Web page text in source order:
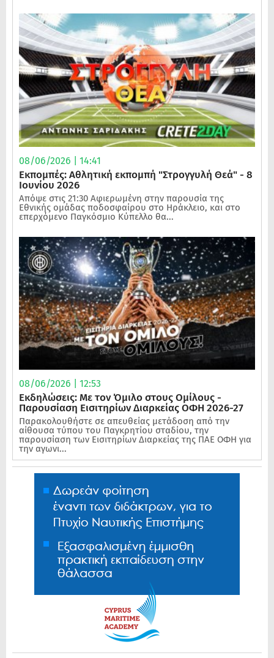
08/06/2026 | 14:41
Εκπομπές: Αθλητική εκπομπή "Στρογγυλή Θεά" - 8
Ιουνίου 2026
Απόψε στις 21:30 Αφιερωμένη στην παρουσία της
Εθνικής ομάδας ποδοσφαίρου στο Ηράκλειο, και στο
επερχόμενο Παγκόσμιο Κύπελλο θα...
08/06/2026 | 12:53
Εκδηλώσεις: Με τον Όμιλο στους Ομίλους -
Παρουσίαση Εισιτηρίων Διαρκείας ΟΦΗ 2026-27
Παρακολουθήστε σε απευθείας μετάδοση από την
αίθουσα τύπου του Παγκρητίου σταδίου, την
παρουσίαση των Εισιτηρίων Διαρκείας της ΠΑΕ ΟΦΗ για
την αγωνι...